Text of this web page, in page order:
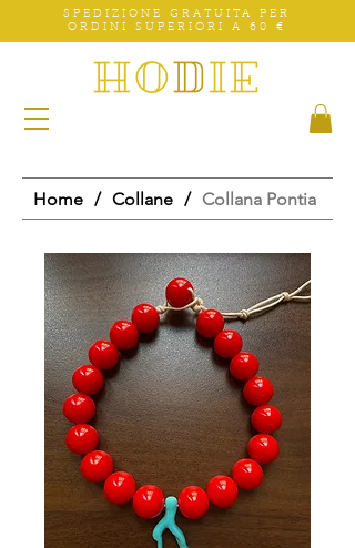
SPEDIZIONE GRATUITA PER
ORDINI SUPERIORI A 60 €
Home / Collane / Collana Pontia